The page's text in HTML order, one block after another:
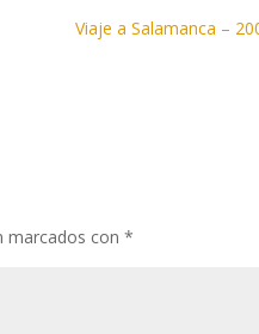
Viaje a Salamanca –
marcados con*